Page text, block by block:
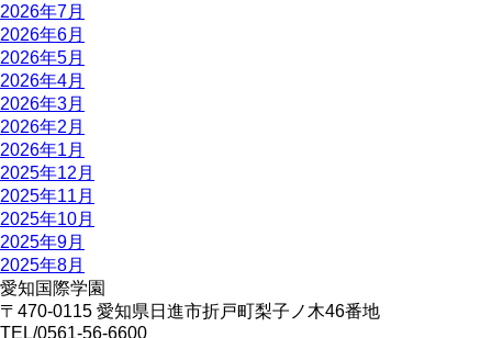
2026年7月
2026年6月
2026年5月
2026年4月
2026年3月
2026年2月
2026年1月
2025年12月
2025年11月
2025年10月
2025年9月
2025年8月
愛知国際学園
〒470-0115 愛知県日進市折戸町梨子ノ木46番地
TEL/0561-56-6600